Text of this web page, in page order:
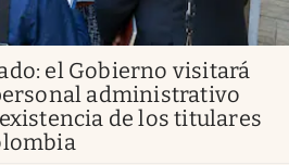
el Gobierno visitará
administrativo
de los titulares